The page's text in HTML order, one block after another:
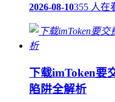
2026-08-10355 人在
下载imToken要
陷阱全解析